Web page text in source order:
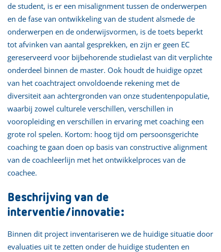
de student, is er een misalignment tussen de onderwerpen
en de fase van ontwikkeling van de student alsmede de
onderwerpen en de onderwijsvormen, is de toets beperkt
tot afvinken van aantal gesprekken, en zijn er geen EC
gereserveerd voor bijbehorende studielast van dit verplichte
onderdeel binnen de master. Ook houdt de huidige opzet
van het coachtraject onvoldoende rekening met de
diversiteit aan achtergronden van onze studentenpopulatie,
waarbij zowel culturele verschillen, verschillen in
vooropleiding en verschillen in ervaring met coaching een
grote rol spelen. Kortom: hoog tijd om persoonsgerichte
coaching te gaan doen op basis van constructive alignment
van de coachleerlijn met het ontwikkelproces van de
coachee.
Beschrijving van de
interventie/innovatie:
Binnen dit project inventariseren we de huidige situatie door
evaluaties uit te zetten onder de huidige studenten en